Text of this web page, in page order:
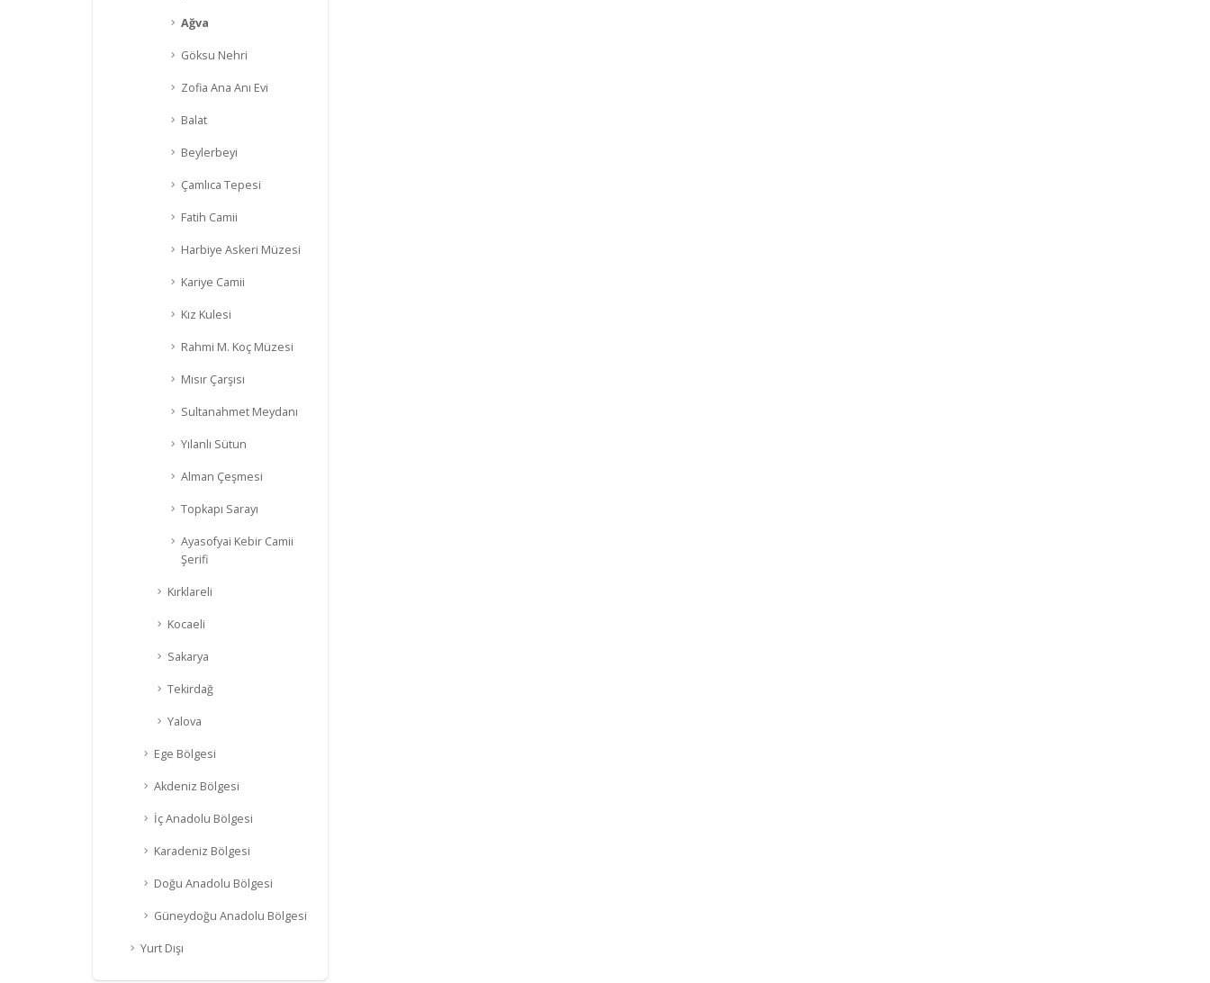
Ağva
Göksu Nehri
Zofia Ana Anı Evi
Balat
Beylerbeyi
Çamlıca Tepesi
Fatih Camii
Harbiye Askeri Müzesi
Kariye Camii
Kız Kulesi
Rahmi M. Koç Müzesi
Mısır Çarşısı
Sultanahmet Meydanı
Yılanlı Sütun
Alman Çeşmesi
Topkapı Sarayı
Ayasofyai Kebir Camii
Şerifi
Kırklareli
Kocaeli
Sakarya
Tekirdağ
Yalova
Ege Bölgesi
Akdeniz Bölgesi
İç Anadolu Bölgesi
Karadeniz Bölgesi
Doğu Anadolu Bölgesi
Güneydoğu Anadolu Bölgesi
Yurt Dışı